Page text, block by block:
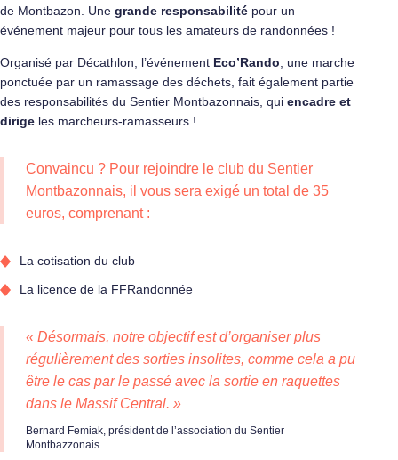
de Montbazon. Une grande responsabilité pour un
événement majeur pour tous les amateurs de randonnées !
Organisé par Décathlon, l’événement Eco’Rando , une marche
ponctuée par un ramassage des déchets, fait également partie
des responsabilités du Sentier Montbazonnais, qui encadre et
dirige les marcheurs-ramasseurs !
Convaincu ? Pour rejoindre le club du Sentier
Montbazonnais, il vous sera exigé un total de 35
euros, comprenant :
La cotisation du club
La licence de la FFRandonnée
« Désormais, notre objectif est d’organiser plus
régulièrement des sorties insolites, comme cela a pu
être le cas par le passé avec la sortie en raquettes
dans le Massif Central. »
Bernard Femiak, président de l’association du Sentier
Montbazzonais